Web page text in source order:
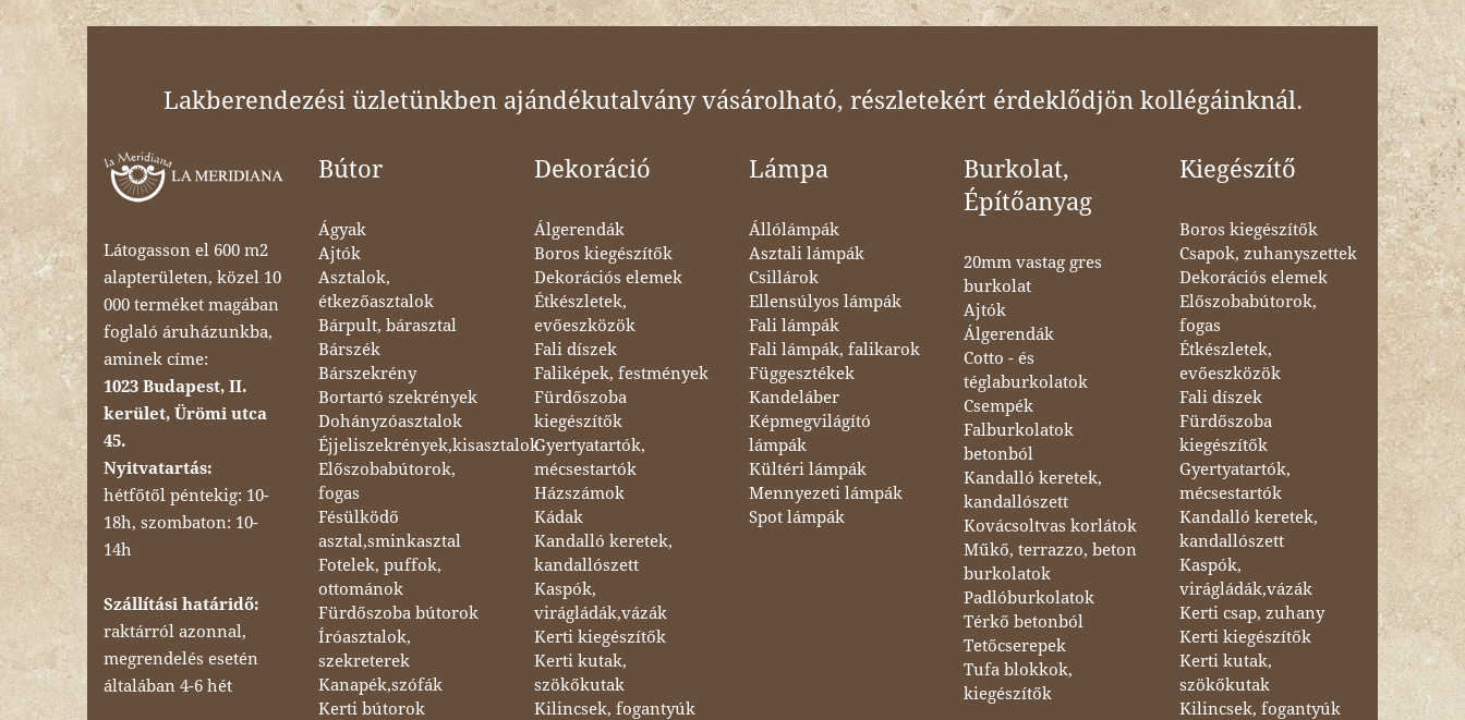
Lakberendezési üzletünkben ajándékutalvány vásárolható, részletekért érdeklődjön kollégáinknál.
Látogasson el 600 m2
alapterületen, közel 10
000 terméket magában
foglaló áruházunkba,
aminek címe:
1023 Budapest, II.
kerület, Ürömi utca
45.
Nyitvatartás:
hétfőtől péntekig: 10-
18h, szombaton: 10-
14h
Szállítási határidő:
raktárról azonnal,
megrendelés esetén
általában 4-6 hét
Bútor
Ágyak
Ajtók
Asztalok,
étkezőasztalok
Bárpult, bárasztal
Bárszék
Bárszekrény
Bortartó szekrények
Dohányzóasztalok
Éjjeliszekrények,kisasztalok
Előszobabútorok,
fogas
Fésülködő
asztal,sminkasztal
Fotelek, puffok,
ottománok
Fürdőszoba bútorok
Íróasztalok,
szekreterek
Kanapék,szófák
Kerti bútorok
Dekoráció
Álgerendák
Boros kiegészítők
Dekorációs elemek
Étkészletek,
evőeszközök
Fali díszek
Faliképek, festmények
Fürdőszoba
kiegészítők
Gyertyatartók,
mécsestartók
Házszámok
Kádak
Kandalló keretek,
kandallószett
Kaspók,
virágládák,vázák
Kerti kiegészítők
Kerti kutak,
szökőkutak
Kilincsek, fogantyúk
Lámpa
Állólámpák
Asztali lámpák
Csillárok
Ellensúlyos lámpák
Fali lámpák
Fali lámpák, falikarok
Függesztékek
Kandeláber
Képmegvilágító
lámpák
Kültéri lámpák
Mennyezeti lámpák
Spot lámpák
Burkolat,
Építőanyag
20mm vastag gres
burkolat
Ajtók
Álgerendák
Cotto - és
téglaburkolatok
Csempék
Falburkolatok
betonból
Kandalló keretek,
kandallószett
Kovácsoltvas korlátok
Műkő, terrazzo, beton
burkolatok
Padlóburkolatok
Térkő betonból
Tetőcserepek
Tufa blokkok,
kiegészítők
Kiegészítő
Boros kiegészítők
Csapok, zuhanyszettek
Dekorációs elemek
Előszobabútorok,
fogas
Étkészletek,
evőeszközök
Fali díszek
Fürdőszoba
kiegészítők
Gyertyatartók,
mécsestartók
Kandalló keretek,
kandallószett
Kaspók,
virágládák,vázák
Kerti csap, zuhany
Kerti kiegészítők
Kerti kutak,
szökőkutak
Kilincsek, fogantyúk